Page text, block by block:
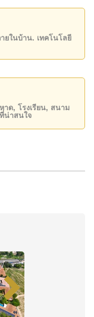
lake
east Pattaya.
as there are
security
details, or to
ยในบ้าน. เทคโนโลยี
าด, โรงเรียน, สนาม
น่าสนใจ